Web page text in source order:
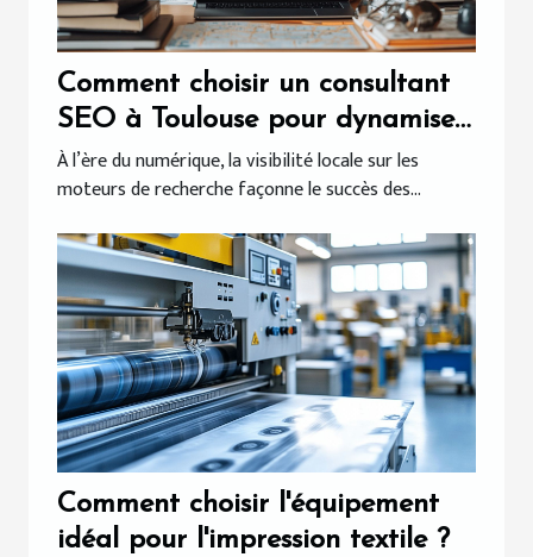
Comment choisir un consultant
SEO à Toulouse pour dynamiser
votre entreprise locale ?
À l’ère du numérique, la visibilité locale sur les
moteurs de recherche façonne le succès des...
Comment choisir l'équipement
idéal pour l'impression textile ?